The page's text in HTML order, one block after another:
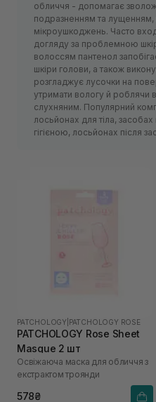
обличчя - допомагає
подразненням та лущенням,
мікроушкоджень. Часто
догляду за проблемною
волоссям пантенол
шкіри голови, а також
розгладжує лусочки на
утримати вологу й роблячи
слухняним. Популярний
лосьйонах для тіла,
гігієною, лосьйонах після
PATCHOLOGY PATCHOLOGY ROSE
PATCHOLOGY Rosе Sheet
Masque 2 шт
Освіжаюча маска для обличчя з
екстрактом троянди
578₴